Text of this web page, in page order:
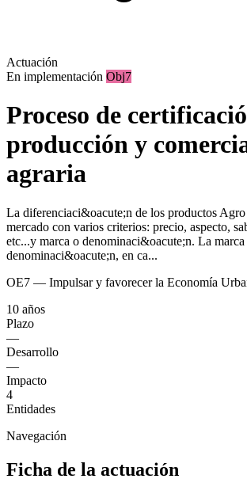
Actuación
En implementación Obj7
Proceso de
producción y
agraria
La diferenciaci&oacute;n de los productos Agro
mercado con varios criterios: precio, aspecto,
etc...y marca o denominaci&oacute;n. La
denominaci&oacute;n, en ca...
OE7 — Impulsar y favorecer la Economía
10 años
Plazo
—
Desarrollo
—
Impacto
4
Entidades
Navegación
Ficha de la actuación